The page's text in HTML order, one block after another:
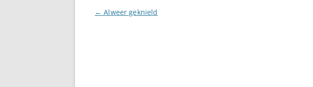
Berichtnavigatie
← Alweer geknield